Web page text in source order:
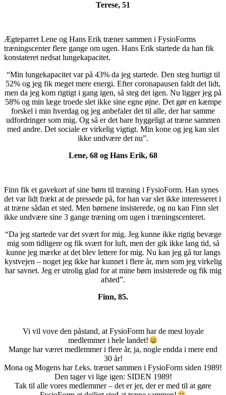
Terese, 51
Ægteparret Lene og Hans Erik træner sammen i FysioForms
træningscenter flere gange om ugen. Hans Erik startede da han fik
konstateret nedsat lungekapacitet.
“Min lungekapacitet var på 43% da jeg startede. Den steg hurtigt til
52% og jeg fik meget mere energi. Efter coronapausen faldt det lidt,
men da jeg kom rigtigt i gang igen, så steg det igen. Nu ligger jeg på
58% og min læge troede slet ikke sine egne øjne. Det gør en kæmpe
forskel i min hverdag og jeg anbefaler det til alle, der har samme
udfordringer som mig. Og så er det bare hyggeligt at træne sammen
med andre. Det sociale er virkelig vigtigt. Min kone og jeg kan slet
ikke undvære det nu”.
Lene, 68 og Hans Erik, 68
Finn fik et gavekort af sine børn til træning i FysioForm. Han synes
det var lidt frækt at de pressede på, for han var slet ikke interesseret i
at træne sådan et sted. Men børnene insisterede, og nu kan Finn slet
ikke undvære sine 3 gange træning om ugen i træningscenteret.
“Da jeg startede var det svært for mig. Jeg kunne ikke rigtig bevæge
mig som tidligere og fik svært for luft, men der gik ikke lang tid, så
kunne jeg mærke at det blev lettere for mig. Nu kan jeg gå tur langs
kystvejen – noget jeg ikke har kunnet i flere år, men som jeg virkelig
har savnet. Jeg er utrolig glad for at mine børn insisterede og fik mig
afsted”.
Finn, 85.
Vi vil vove den påstand, at FysioForm har de mest loyale
medlemmer i hele landet!
Mange har været medlemmer i flere år, ja, nogle endda i mere end
30 år!
Mona og Mogens har f.eks. trænet sammen i FysioForm siden 1989!
Den tager vi lige igen: SIDEN 1989!
Tak til alle vores medlemmer – det er jer, der er med til at gøre